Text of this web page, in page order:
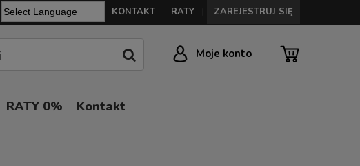
KONTAKT RATY ZAREJESTRUJ SIĘ
Powered by
Moje konto
RATY 0% Kontakt